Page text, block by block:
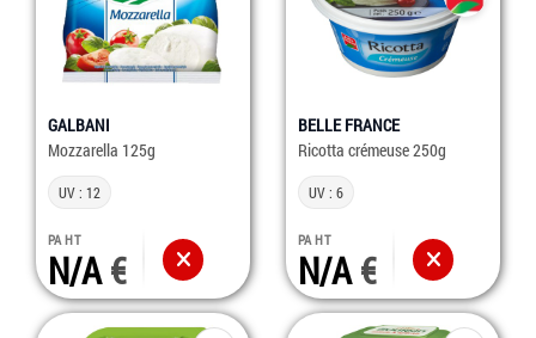
GALBANI
Mozzarella 125g
UV : 12
PA HT
N/A
BELLE FRANCE
Ricotta crémeuse 250g
UV : 6
PA HT
N/A